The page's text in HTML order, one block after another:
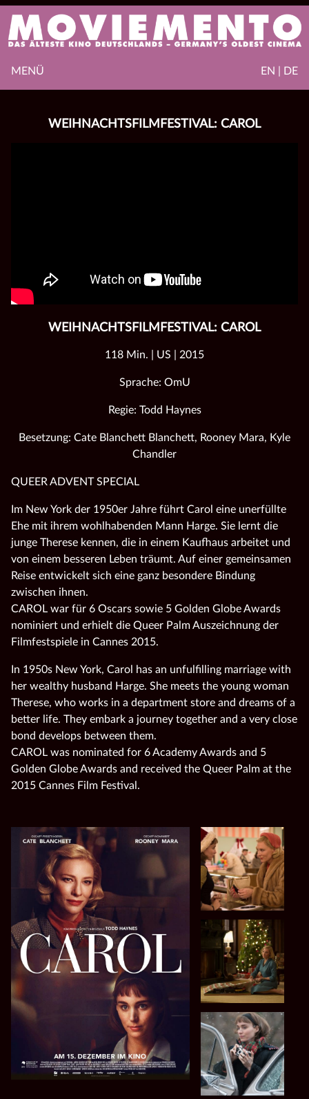
EN | DE
MENÜ
WEIHNACHTSFILMFESTIVAL: CAROL
WEIHNACHTSFILMFESTIVAL: CAROL
118 Min. | US | 2015
Sprache: OmU
Regie: Todd Haynes
Besetzung: Cate Blanchett Blanchett, Rooney Mara, Kyle
Chandler
QUEER ADVENT SPECIAL
Im New York der 1950er Jahre führt Carol eine unerfüllte
Ehe mit ihrem wohlhabenden Mann Harge. Sie lernt die
junge Therese kennen, die in einem Kaufhaus arbeitet und
von einem besseren Leben träumt. Auf einer gemeinsamen
Reise entwickelt sich eine ganz besondere Bindung
zwischen ihnen.
CAROL war für 6 Oscars sowie 5 Golden Globe Awards
nominiert und erhielt die Queer Palm Auszeichnung der
Filmfestspiele in Cannes 2015.
In 1950s New York, Carol has an unfulfilling marriage with
her wealthy husband Harge. She meets the young woman
Therese, who works in a department store and dreams of a
better life. They embark a journey together and a very close
bond develops between them.
CAROL was nominated for 6 Academy Awards and 5
Golden Globe Awards and received the Queer Palm at the
2015 Cannes Film Festival.